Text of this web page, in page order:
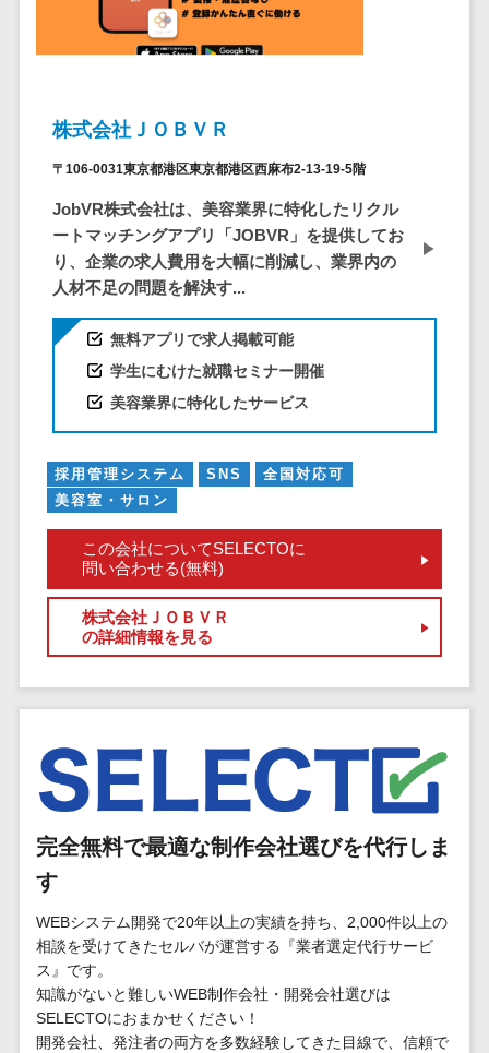
サーバー・ネットワーク監視>
ID管理システム>
システム連携ツール（iPaaS）>
クラウド接続サービス>
キッティングサービス>
情シスアウトソーシング>
セキュリティ
標的型攻撃メール対策>
セキュリティ・脆弱性診断>
標的型攻撃メール訓練サービス>
認証システム>
ログ管理システム>
クラウド型セキュリティカメラ>
メールセキュリティ>
メール・ファイル無害化>
サンドボックス>
委託先管理サービス> WAF>
URLフィルタリング>
CASB> ファイル暗号化>
電話認証サービス> DLPツール>
UTM> 不正検知サービス>
LP作成サービ
トシステム
Web接客ツー
ル
MAツール
動画配信シス
テム
SNS管理ツー
ル
LINEマーケテ
ィングツール
SEOツール
システム
ポート
AI自動電話応
答
コールセンタ
ー音声認識
ITサービスマネ
ジメントツール
遠隔サポート
株式会社ＪＯＢＶＲ
〒106-0031東京都港区東京都港区西麻布2-13-19-5階
JobVR株式会社は、美容業界に特化したリクル
ートマッチングアプリ「JOBVR」を提供してお
り、企業の求人費用を大幅に削減し、業界内の
人材不足の問題を解決す...
無料アプリで求人掲載可能
学生にむけた就職セミナー開催
美容業界に特化したサービス
採用管理システム SNS
全国対応可
美容室・サロン
この会社についてSELECTOに
問い合わせる(無料)
株式会社ＪＯＢＶＲ
の詳細情報を見る
完全無料で最適な制作会社選びを代行しま
す
WEBシステム開発で20年以上の実績を持ち、2,000件以上の
相談を受けてきたセルバが運営する『業者選定代行サービ
ス』です。
知識がないと難しいWEB制作会社・開発会社選びは
SELECTOにおまかせください！
開発会社、発注者の両方を多数経験してきた目線で、信頼で